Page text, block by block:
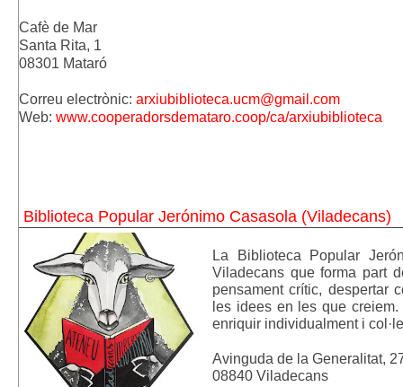
Cafè de Mar
Santa Rita, 1
08301 Mataró
Correu electrònic: arxiubiblioteca.ucm@gmail.com
Web: www.cooperadorsdemataro.coop/ca/arxiubiblioteca
Biblioteca Popular Jerónimo Casasola (Viladecans)
La Biblioteca Popular
Viladecans que forma part
pensament crític, despertar
les idees en les que
enriquir individualment i
Avinguda de la Generalitat,
08840 Viladecans